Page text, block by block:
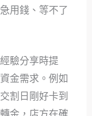
用錢、等不了
驗分享時提
金需求。例如
割日剛好卡到